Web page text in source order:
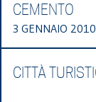
CEMENTO
3 GENNAIO 2010
CITTÀ